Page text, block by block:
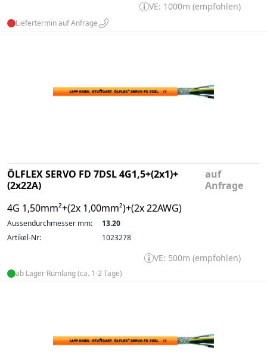
VE: 1000m (empfohlen)
Liefertermin auf Anfrage
ÖLFLEX SERVO FD 7DSL 4G1,5+(2x1)+
(2x22A)
4G 1,50mm²+(2x 1,00mm²)+(2x 22AWG)
auf
Anfrage
Aussendurchmesser mm:
13.20
Artikel-Nr:
1023278
VE: 500m (empfohlen)
ab Lager Rümlang (ca. 1-2 Tage)